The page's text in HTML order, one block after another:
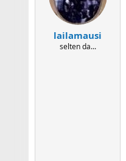
lailamausi
selten da...